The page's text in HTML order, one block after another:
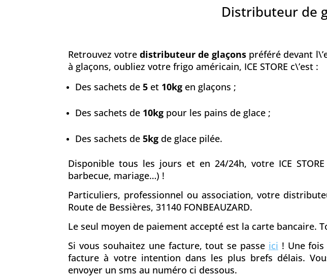
Distributeur de
Retrouvez votredistributeur de glaçons préféré devant
à glaçons, oubliez votre frigo américain, ICE STORE c\’est :
Des sachets de5 et 10kg en glaçons ;
Des sachets de 10kg pour les pains de glace ;
Des sachets de5kg de glace pilée.
Disponible tous les jours et en 24/24h, votre ICE
barbecue, mariage…) !
Particuliers, professionnel ou association, votre
Route de Bessières, 31140 FONBEAUZARD.
Le seul moyen de paiement accepté est la carte bancaire.
Si vous souhaitez une facture, tout se passe ici ! Une
facture à votre intention dans les plus brefs délais.
envoyer un sms au numéro ci dessous.